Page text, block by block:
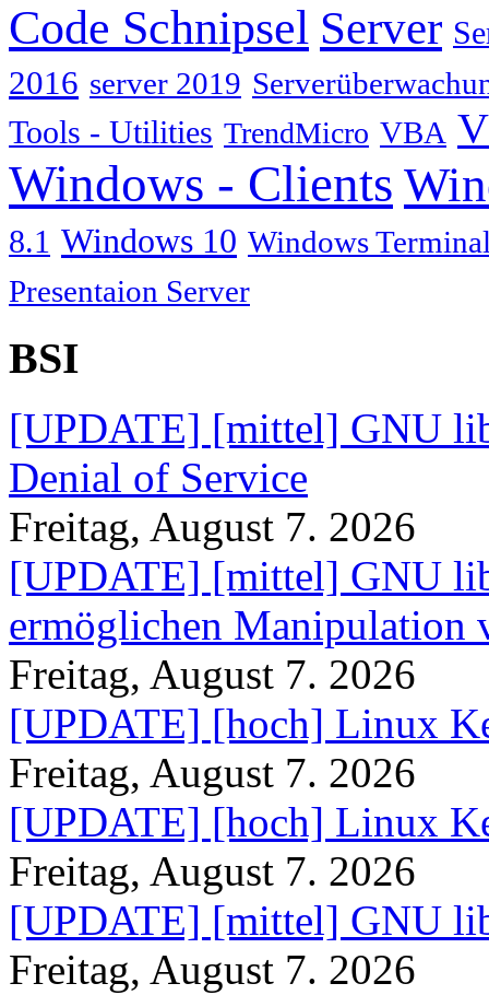
Code Schnipsel Server
2016 server 2019
Tools - Utilities TrendMicro VBA
Windows - Clients
8.1 Windows 10 Windows
Presentaion Server
BSI
[UPDATE] [mittel] GNU
Denial of Service
Freitag, August 7. 2026
[UPDATE] [mittel] GNU
ermöglichen Manipulation
Freitag, August 7. 2026
[UPDATE] [hoch] Linux
Freitag, August 7. 2026
[UPDATE] [hoch] Linux
Freitag, August 7. 2026
[UPDATE] [mittel] GNU
Freitag, August 7. 2026